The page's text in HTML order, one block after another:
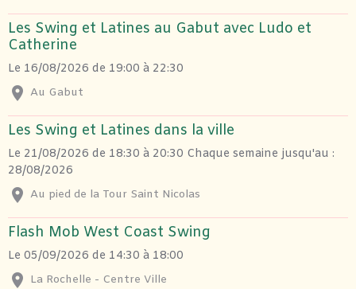
Les Swing et Latines au Gabut avec Ludo et
Catherine
Le 16/08/2026 de 19:00 à 22:30
Au Gabut
Les Swing et Latines dans la ville
Le 21/08/2026 de 18:30 à 20:30 Chaque semaine jusqu'au :
28/08/2026
Au pied de la Tour Saint Nicolas
Flash Mob West Coast Swing
Le 05/09/2026 de 14:30 à 18:00
La Rochelle - Centre Ville